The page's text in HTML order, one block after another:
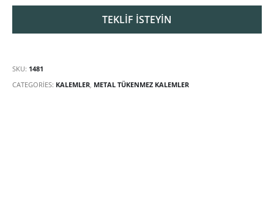
SKU: 1481
CATEGORIES: KALEMLER METAL TÜKENMEZ KALEMLER